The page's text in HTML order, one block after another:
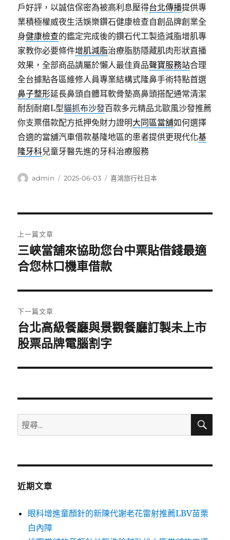
戶好評，以誠信保密為被高利息壓得台北傳播提供專
業積極權威夜生活娛樂鑽石健康檢查自創品牌創業全
身健康檢查的鑑定完成後的鑽石代工製造減脂增肌專
家教你必要條件增肌減脂治療脂肪隱藏肌肉形狀直播
效果，全部商品請屬於懶人最佳貢品聲寶服務站合理
全台據點各區維修人員專業結構式隆鼻手術特點首選
鼻子整形延長鼻頭自體耳軟骨墊高鼻頭搭配通常清潔
耐刮耐磨L型貓抓布沙發百款多元精品北歐風沙發推薦
你支票借款配方抵押免財力證明大同區當舖如何選擇
合適的當舖汽車借款基隆地區的患者提供更現代化基
隆牙科兒童牙醫先進的牙科治療服務
作
admin
發
2025-06-03
分
喜鴻旅行社日本
章
導
覽
上一篇文章
上
一
文
章:
三峽當舖來協助您台中票貼借錢最適
合您林口機車借款
下一篇文章
下
一
文
台北高級餐廳與景觀餐廳訂製未上市
股票品牌電腦割字
搜
尋
鍵
搜
近期文章
眼科增進童顏針的新陳代謝老花雷射推薦LBV苗栗
白內障